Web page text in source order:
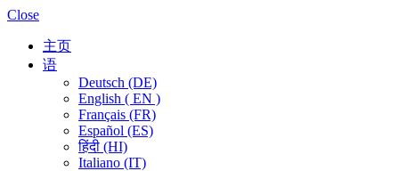
Close
主页
语
Deutsch (DE)
English ( EN )
Français (FR)
Español (ES)
हिंदी (HI)
Italiano (IT)